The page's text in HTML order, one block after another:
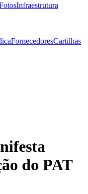
Infraestrutura
FornecedoresCartilhas
do PAT